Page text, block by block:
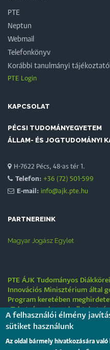
PTE
Neptun
Webmail
Telefonkönyv
Korábbi tanulmányi
PTE Login
KAPCSOLAT
PÉCSI TUDOMÁNYEGYETEM
ÁLLAM- ÉS JOGTUDOMÁNYI
H-7622 Pécs, 48-as tér 1.
Telefon: +36 (72) 501-599
E-mail: info@ajk.pte.hu
PARTNEREINK
Magyar Jogász Egylet
PTE ÁJK Tudományos
Innovációs Minisztérium által
Program keretében
„Tehetségre hangolva”
támogatják.
Tájékoztatás nyári
A felhasználói élmény
sütiket használunk
Az oldal bármely hivatkozására